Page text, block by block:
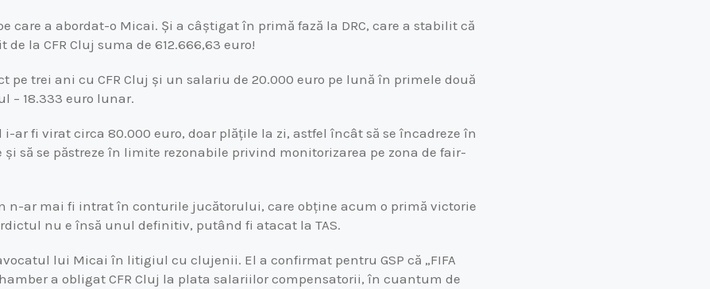
care a abordat-o Micai. Și a câștigat în primă fază la DRC, care a stabilit că
la CFR Cluj suma de 612.666,63 euro!
pe trei ani cu CFR Cluj și un salariu de 20.000 euro pe lună în primele două
– 18.333 euro lunar.
ar fi virat circa 80.000 euro, doar plățile la zi, astfel încât să se încadreze în
să se păstreze în limite rezonabile privind monitorizarea pe zona de fair-
n-ar mai fi intrat în conturile jucătorului, care obține acum o primă victorie
nu e însă unul definitiv, putând fi atacat la TAS.
lui Micai în litigiul cu clujenii. El a confirmat pentru GSP că „FIFA
a obligat CFR Cluj la plata salariilor compensatorii, în cuantum de